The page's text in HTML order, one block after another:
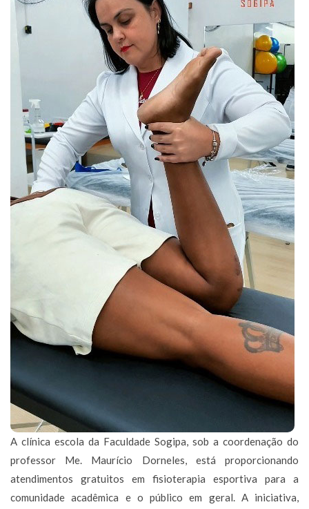
A clínica escola da Faculdade Sogipa, sob a coordenação do
professor Me. Maurício Dorneles, está proporcionando
atendimentos gratuitos em fisioterapia esportiva para a
comunidade acadêmica e o público em geral. A iniciativa,